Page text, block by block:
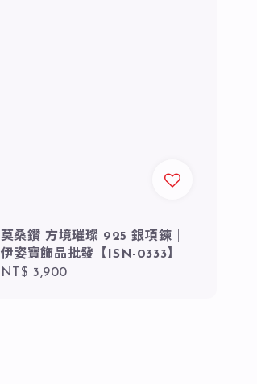
莫桑鑽 方境璀璨 925 銀項鍊｜
伊姿寶飾品批發【ISN-0333】
Regular
NT$ 3,900